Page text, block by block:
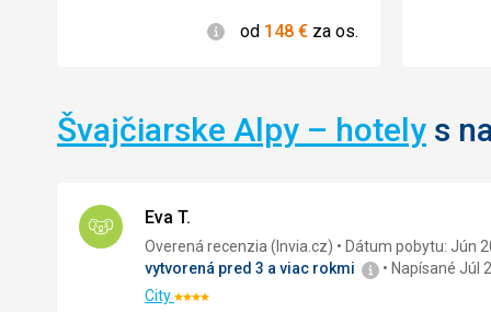
Informácie
od 148 € za os.
Švajčiarske Alpy – hotely s
Eva T.
Overená recenzia (Invia.cz)
Dátum pobytu: Jún
vytvorená pred 3 a viac rokmi
Napísané Júl
CityHodnotenie: